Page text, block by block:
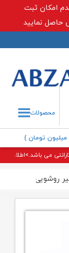
امکان ثبت
محصولات
می باشد.>اطلاعات
روشویی اکتاو